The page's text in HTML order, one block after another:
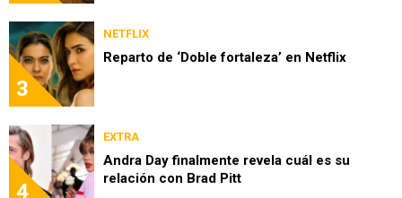
3
NETFLIX
Reparto de ‘Doble fortaleza’ en Netflix
4
EXTRA
Andra Day finalmente revela cuál es su
relación con Brad Pitt